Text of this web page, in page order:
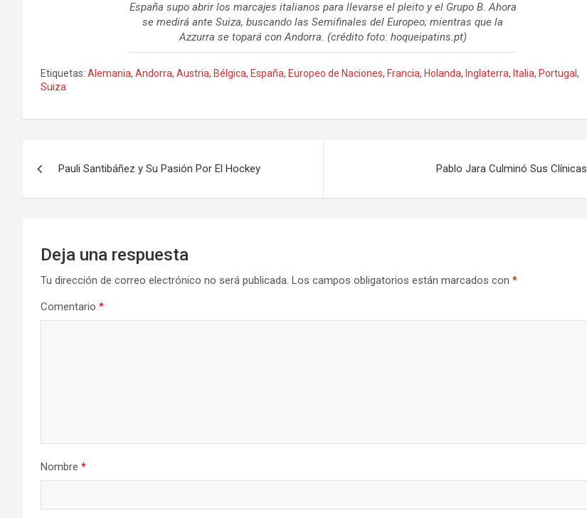
España supo abrir los marcajes italianos para llevarse el pleito y el Grupo B. Ahora
se medirá ante Suiza, buscando las Semifinales del Europeo; mientras que la
Azzurra se topará con Andorra. (crédito foto: hoqueipatins.pt)
Etiquetas: Alemania, Andorra, Austria, Bélgica, España, Europeo de Naciones, Francia, Holanda, Inglaterra, Italia, Portugal ,
Suiza
Pauli Santibáñez y Su Pasión Por El Hockey Pablo Jara Culminó Sus Clínicas
Deja una respuesta
Tu dirección de correo electrónico no será publicada. Los campos obligatorios están marcados con *
Comentario *
Nombre *